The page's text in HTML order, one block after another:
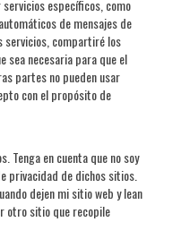
específicos, como
de mensajes de
servicios, compartiré los
sea necesaria para que el
partes no pueden usar
con el propósito de
Tenga en cuenta que no soy
privacidad de dichos sitios.
dejen mi sitio web y lean
otro sitio que recopile